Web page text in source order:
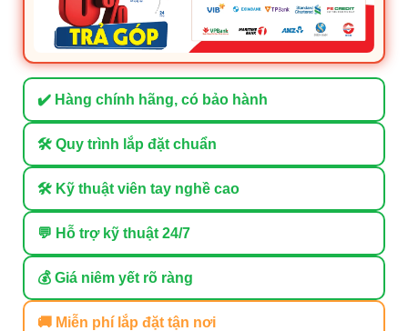
✔️ Hàng chính hãng, có bảo hành
🛠 Quy trình lắp đặt chuẩn
🛠 Kỹ thuật viên tay nghề cao
💬 Hỗ trợ kỹ thuật 24/7
💰 Giá niêm yết rõ ràng
🚚 Miễn phí lắp đặt tận nơi